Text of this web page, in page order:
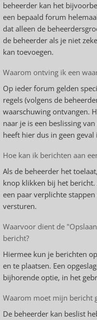
beheerder kan het
een bepaald forum
dat alleen de
de beheerder als je niet
kan toevoegen.
Waarom ontving ik een
Op ieder forum gelden
regels (volgens de
waarschuwing ontvangen.
naar je is een beslissing
heeft hier dus in geen
Hoe kan ik berichten aan
Als de beheerder het
knop klikken bij het
een paar verplichte
versturen.
Waarvoor dient de
bericht?
Hiermee kun je berichten
en te plaatsen. Een
bijhorende optie, in het
Waarom moet mijn bericht
De beheerder kan beslist